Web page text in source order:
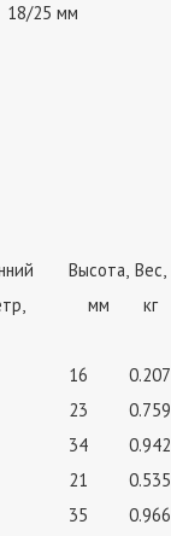
18/25 мм
Высота,
мм
Вес,
кг
16
0.207
23
0.759
34
0.942
21
0.535
35
0.966